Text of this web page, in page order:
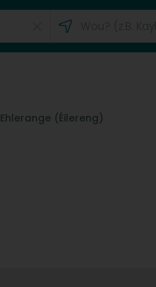
Ehlerange (Éilereng)